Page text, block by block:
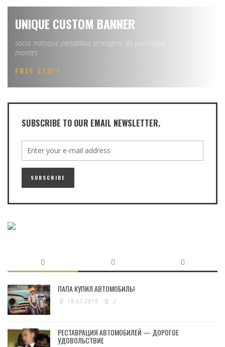
UNIQUE CUSTOM BANNER
sociis natoque penatibus et magnis dis parturient
montes
FREE STUFF
SUBSCRIBE TO OUR EMAIL NEWSLETTER.
ПАПА КУПИЛ АВТОМОБИЛЬ!
18.02.2015 2
РЕСТАВРАЦИЯ АВТОМОБИЛЕЙ — ДОРОГОЕ
УДОВОЛЬСТВИЕ